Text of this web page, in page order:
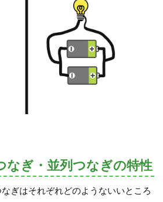
なぎ・並列つなぎの特性
ぎはそれぞれどのようないいところ